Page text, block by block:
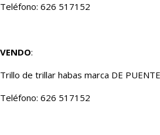
Teléfono: 626 517152
VENDO:
Trillo de trillar habas marca DE
Teléfono: 626 517152